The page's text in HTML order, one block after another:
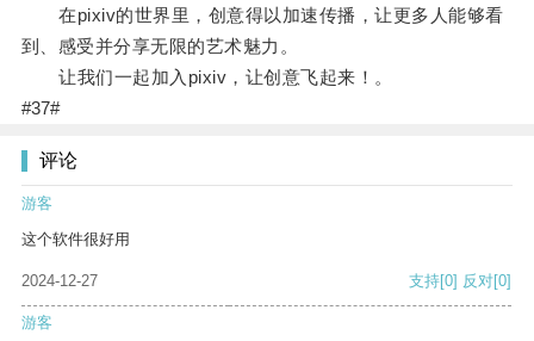
在pixiv的世界里，创意得以加速传播，让更多人能够看
到、感受并分享无限的艺术魅力。
让我们一起加入pixiv，让创意飞起来！。
#37#
评论
游客
这个软件很好用
2024-12-27 支持[0] 反对[0]
游客